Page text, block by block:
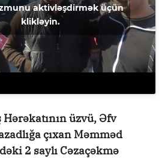
aktivləşdirmək üçün
klikləyin.
Hərəkatının üzvü, Əfv
çıxan Məmməd
2 saylı Cəzaçəkmə